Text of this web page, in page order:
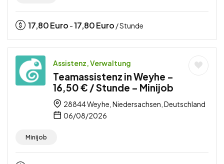
17,80Euro -17,80Euro / Stunde
Assistenz, Verwaltung
Teamassistenz in Weyhe –
16,50 € / Stunde – Minijob
28844 Weyhe, Niedersachsen, Deutschland
06/08/2026
Minijob